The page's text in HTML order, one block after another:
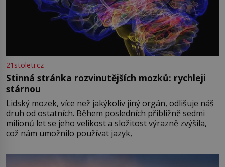
21stoleti.cz
Stinná stránka rozvinutějších mozků: rychleji
stárnou
Lidský mozek, více než jakýkoliv jiný orgán, odlišuje náš
druh od ostatních. Během posledních přibližně sedmi
milionů let se jeho velikost a složitost výrazně zvýšila,
což nám umožnilo používat jazyk,